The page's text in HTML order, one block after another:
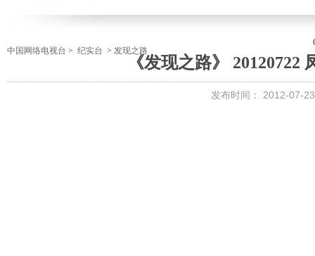
中国网络电视台 > 纪实台 > 发现之路
《发现之路》 20120722
发布时间： 2012-07-